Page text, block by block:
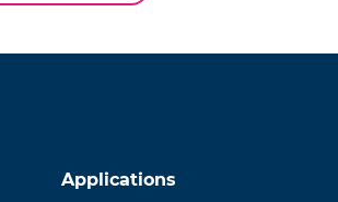
Applications